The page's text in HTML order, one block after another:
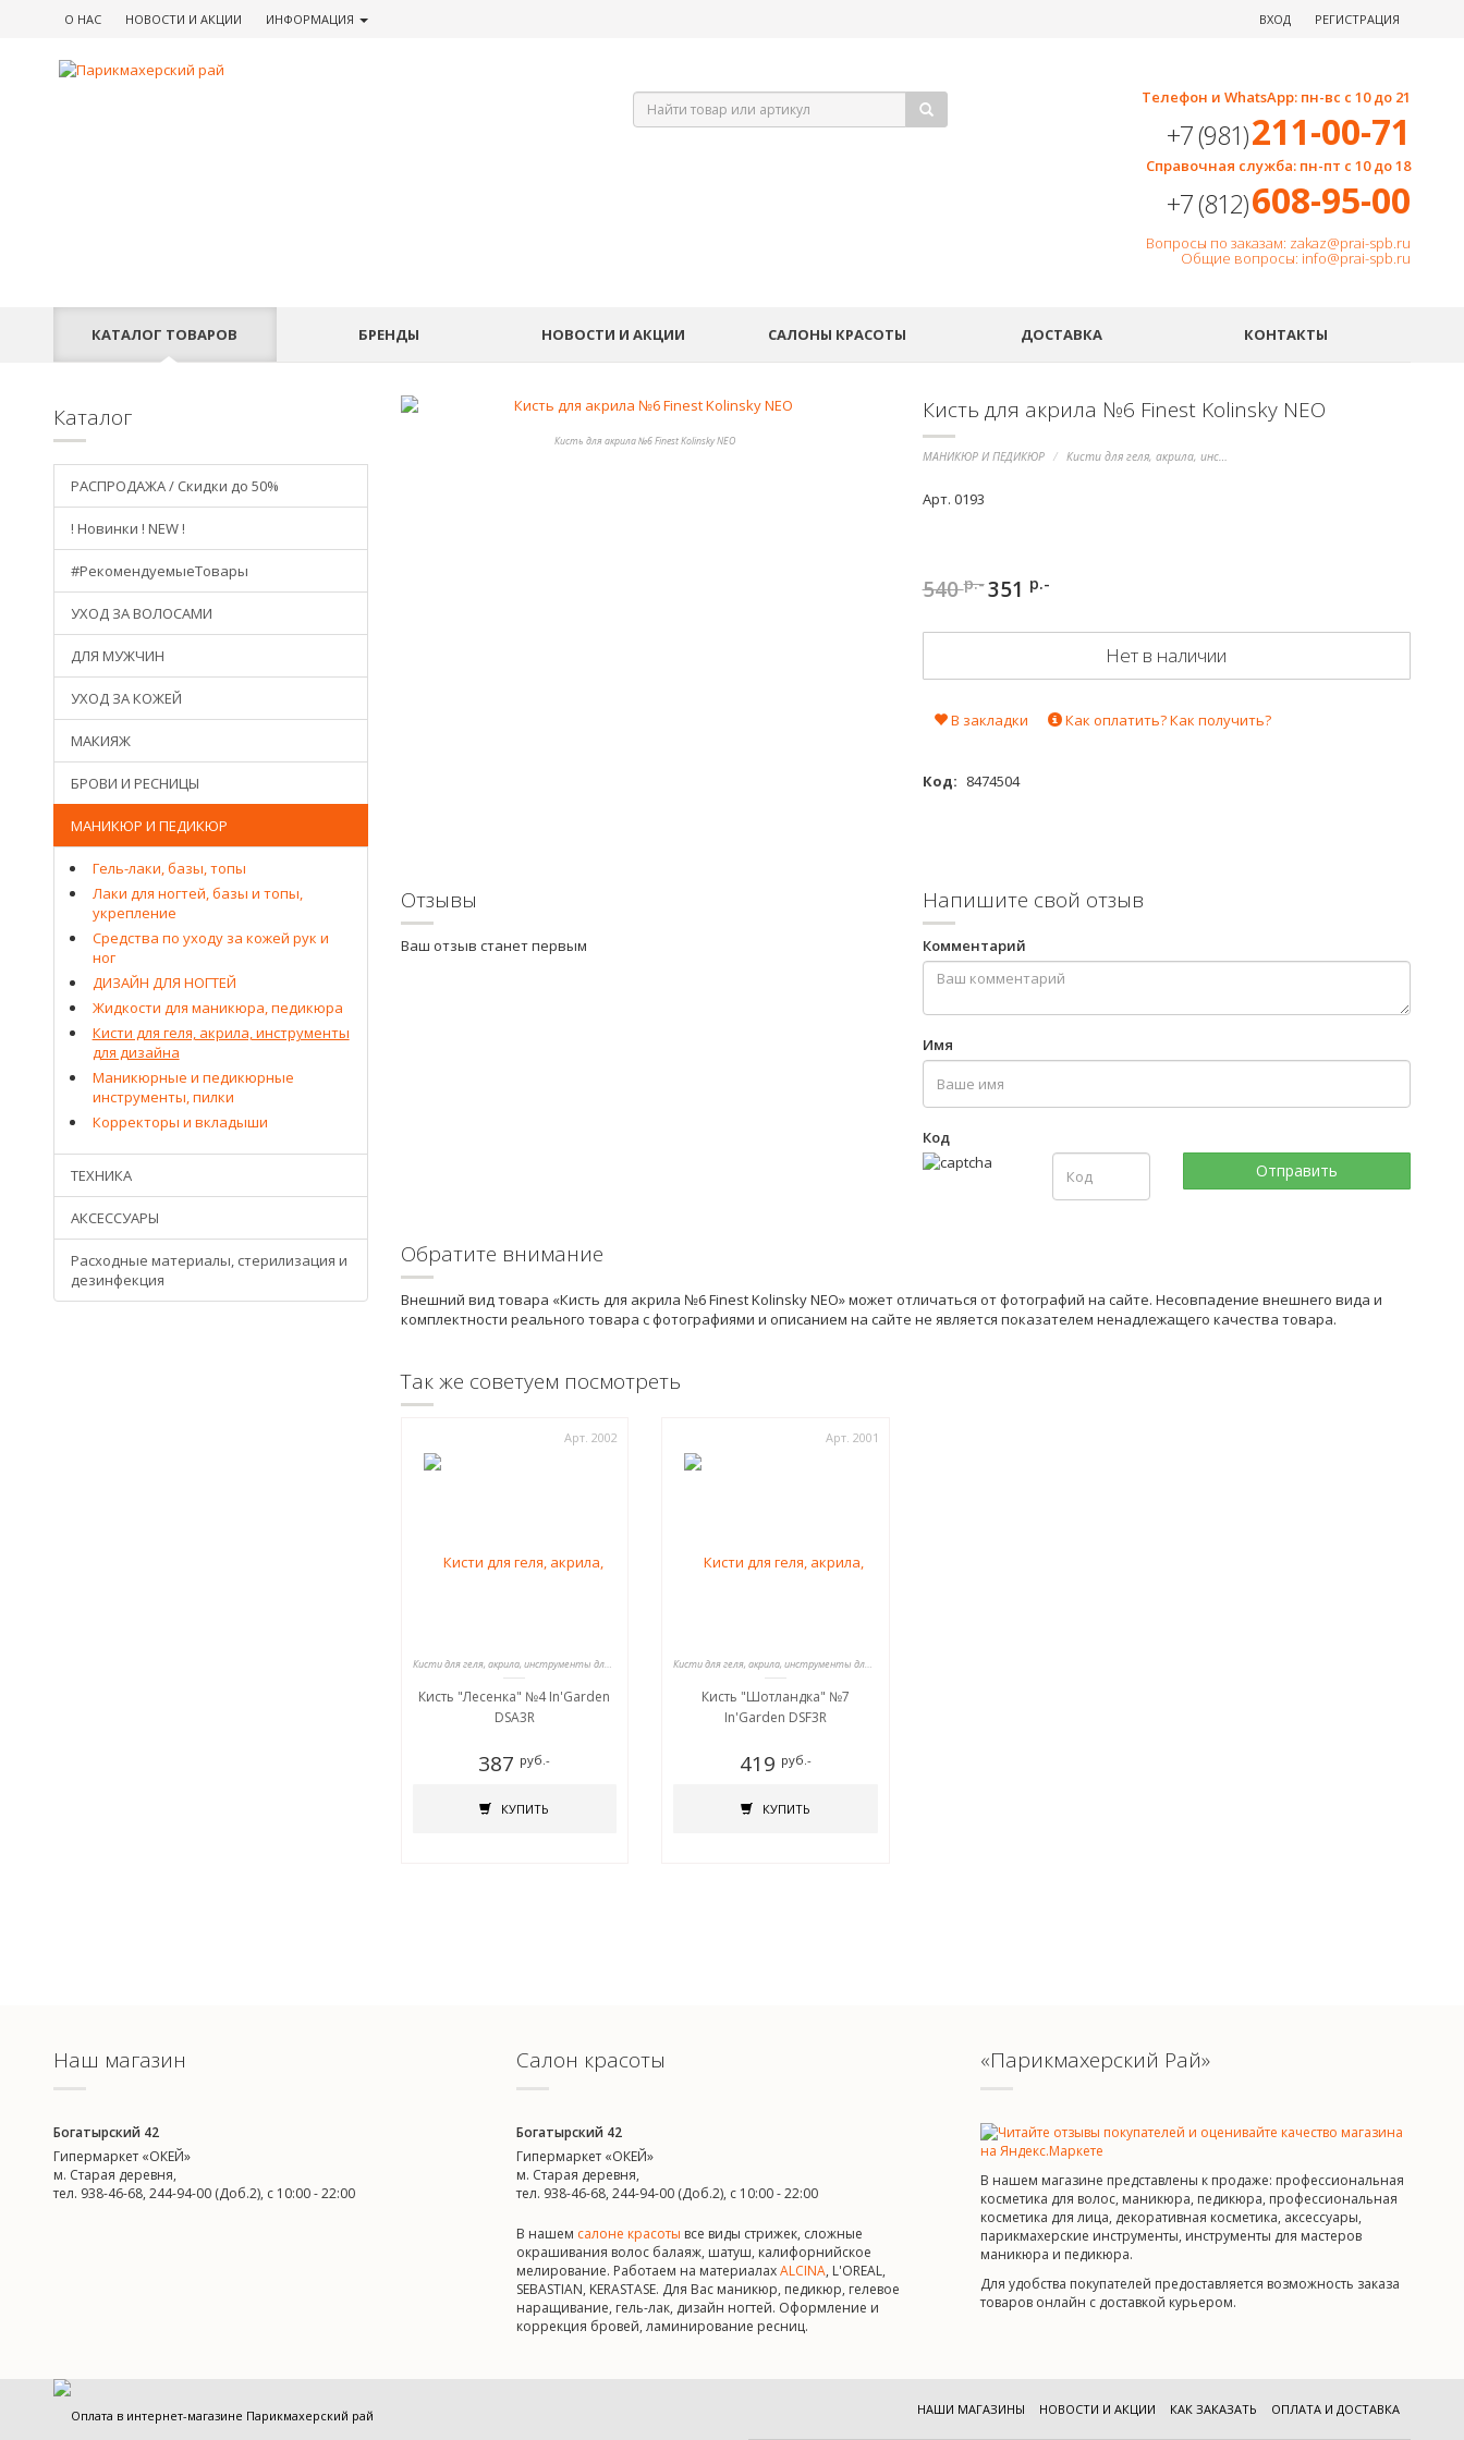
О НАС НОВОСТИ И АКЦИИ ИНФОРМАЦИЯ ВХОД РЕГИСТРАЦИЯ
Телефон и WhatsApp: пн-вс с 10 до 21
+7 (981)211-00-71
Справочная служба: пн-пт с 10 до 18
+7 (812)608-95-00
Вопросы по заказам: zakaz@prai-spb.ru
Общие вопросы: info@prai-spb.ru
КАТАЛОГ ТОВАРОВ БРЕНДЫ НОВОСТИ И АКЦИИ САЛОНЫ КРАСОТЫ ДОСТАВКА КОНТАКТЫ
Кисть для акрила №6 Finest Kolinsky NEO
Кисть для акрила №6 Finest Kolinsky NEO
МАНИКЮР И ПЕДИКЮР Кисти для геля, акрила, инструменты для дизайна
Арт. 0193
540р.-351 р.-
Нет в наличии
В закладки Как оплатить? Как получить?
Код: 8474504
Отзывы
Ваш отзыв станет первым
Напишите свой отзыв
Комментарий
Имя
Код
Обратите внимание
Внешний вид товара «Кисть для акрила №6 Finest Kolinsky NEO» может отличаться от фотографий на сайте. Несовпадение внешнего вида и
комплектности реального товара с фотографиями и описанием на сайте не является показателем ненадлежащего качества товара.
Так же советуем посмотреть
Арт. 2002
Кисти для геля, акрила, инструменты для дизайна
Кисть "Лесенка" №4 In'Garden
DSA3R
387 руб.-
КУПИТЬ
Арт. 2001
Кисти для геля, акрила, инструменты для дизайна
Кисть "Шотландка" №7
In'Garden DSF3R
419 руб.-
КУПИТЬ
Каталог
РАСПРОДАЖА / Скидки до 50%
! Новинки ! NEW !
#РекомендуемыеТовары
УХОД ЗА ВОЛОСАМИ
ДЛЯ МУЖЧИН
УХОД ЗА КОЖЕЙ
МАКИЯЖ
БРОВИ И РЕСНИЦЫ
МАНИКЮР И ПЕДИКЮР
Гель-лаки, базы, топы
Лаки для ногтей, базы и топы,
укрепление
Средства по уходу за кожей рук и
ног
ДИЗАЙН ДЛЯ НОГТЕЙ
Жидкости для маникюра, педикюра
Кисти для геля, акрила, инструменты
для дизайна
Маникюрные и педикюрные
инструменты, пилки
Корректоры и вкладыши
ТЕХНИКА
АКСЕССУАРЫ
Расходные материалы, стерилизация и
дезинфекция
Наш магазин
Богатырский 42
Гипермаркет «ОКЕЙ»
м. Старая деревня,
тел. 938-46-68, 244-94-00 (Доб.2), c 10:00 - 22:00
Салон красоты
Богатырский 42
Гипермаркет «ОКЕЙ»
м. Старая деревня,
тел. 938-46-68, 244-94-00 (Доб.2), c 10:00 - 22:00
В нашем салоне красоты все виды стрижек, сложные
окрашивания волос балаяж, шатуш, калифорнийское
мелирование. Работаем на материалахALCINA, L'OREAL,
SEBASTIAN, KERASTASE. Для Вас маникюр, педикюр, гелевое
наращивание, гель-лак, дизайн ногтей. Оформление и
коррекция бровей, ламинирование ресниц.
«Парикмахерский Рай»
В нашем магазине представлены к продаже: профессиональная
косметика для волос, маникюра, педикюра, профессиональная
косметика для лица, декоративная косметика, аксессуары,
парикмахерские инструменты, инструменты для мастеров
маникюра и педикюра.
Для удобства покупателей предоставляется возможность заказа
товаров онлайн с доставкой курьером.
НАШИ МАГАЗИНЫ НОВОСТИ И АКЦИИ КАК ЗАКАЗАТЬ ОПЛАТА И ДОСТАВКА